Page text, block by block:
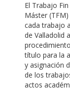
El Trabajo
Máster
cada trabajo
de Valladolid
título para la
y asignación
de los
actos